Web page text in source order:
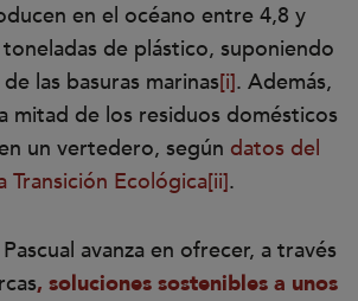
en el océano entre 4,8 y
de plástico, suponiendo
las basuras marinas[i]. Además,
mitad de los residuos domésticos
un vertedero, según datos del
Transición Ecológica[ii].
avanza en ofrecer, a través
, soluciones sostenibles a unos